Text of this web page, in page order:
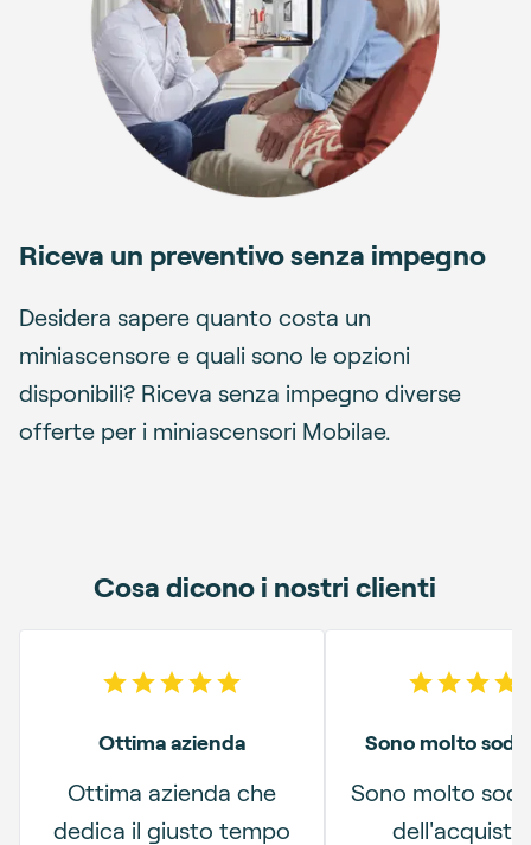
Riceva un preventivo senza impegno
Desidera sapere quanto costa un
miniascensore e quali sono le opzioni
disponibili? Riceva senza impegno diverse
offerte per i miniascensori Mobilae.
Cosa dicono i nostri clienti
5 out of 5 stars
Ottima azienda
Ottima azienda che
dedica il giusto tempo
5 out
Sono molto
Sono molto